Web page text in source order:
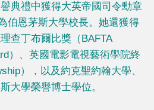
典禮中獲得大英帝國司令勳章
伯恩茅斯大學校長。她還獲得
查丁布爾比獎（BAFTA
）、英國電影電視藝術學院終
），以及約克聖約翰大學、
大學榮譽博士學位。